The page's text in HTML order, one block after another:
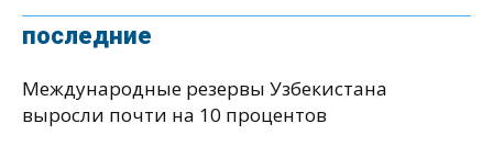
последние
Международные резервы Узбекистана
выросли почти на 10 процентов